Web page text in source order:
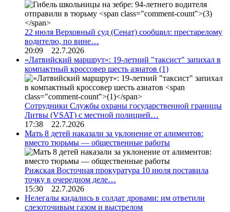
22 июля Верховный суд (Сенат) сообщил: престарелому
водителю, по вине…
20:09 22.7.2026
«Латвийский маршрут»: 19-летний "таксист" запихал в
компактный кроссовер шесть азиатов (1)
Сотрудники Службы охраны государственной границы
Литвы (VSAT) с местной полицией…
17:38 22.7.2026
Мать 8 детей наказали за уклонение от алиментов:
вместо тюрьмы — общественные работы
Рижская Восточная прокуратура 10 июля поставила
точку в очередном деле…
15:30 22.7.2026
Нелегалы кидались в солдат дровами: им ответили
слезоточивым газом и выстрелом